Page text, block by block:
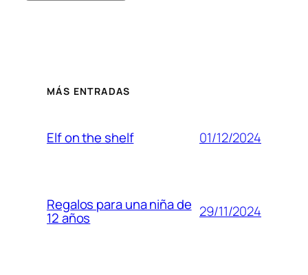
MÁS ENTRADAS
Elf on the shelf 01/12/2024
Regalos para una niña de
12 años 29/11/2024